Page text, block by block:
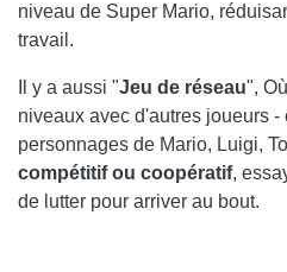
niveau de Super Mario,
travail.
Il y a aussi "Jeu de réseau",
niveaux avec d'autres joueurs -
personnages de Mario, Luigi,
compétitif ou coopératif,
de lutter pour arriver au bout.